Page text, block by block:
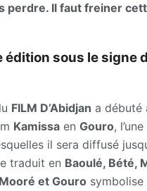
perdre. Il faut freiner
édition sous le signe
FILM D’Abidjan a débuté
Kamissa en Gouro,
il sera diffusé
traduit en Baoulé, Bété,
et Gouro symbolise